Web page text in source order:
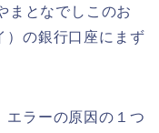
まとなでしこのお
）の銀行口座にまず
エラーの原因の１つ